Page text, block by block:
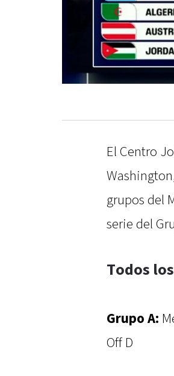
El Centro
grupos del
serie del
Todos
Grupo A:
Off D